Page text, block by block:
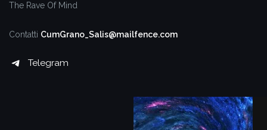
The Rave Of Mind
Contatti CumGrano_Salis@mailfence.com
Telegram